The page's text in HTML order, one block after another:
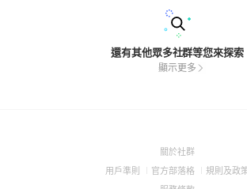
還有其他眾多社群等您來探索
顯示更多
關於社群(Open
用戶準則
(Open
官方部落格
(Open
規則及政